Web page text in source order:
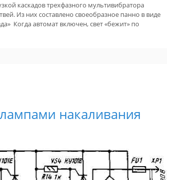
каскадов трехфазного мультивибратора
Из них составлено своеобразное панно в виде
Когда автомат включен, свет «бежит» по
накаливания